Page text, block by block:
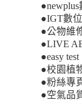
●IGT數
●公物維
●LIVE
●easy test
●校園植
●粉絲專
●空氣品